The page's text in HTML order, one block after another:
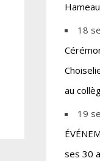
18
au
19
ses 30